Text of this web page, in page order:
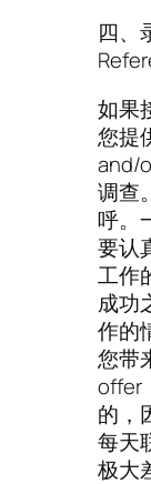
四、
如果
您提
and/
调查
呼。
要认
工作
成功
作的
您带
offer
的，
每天
极大